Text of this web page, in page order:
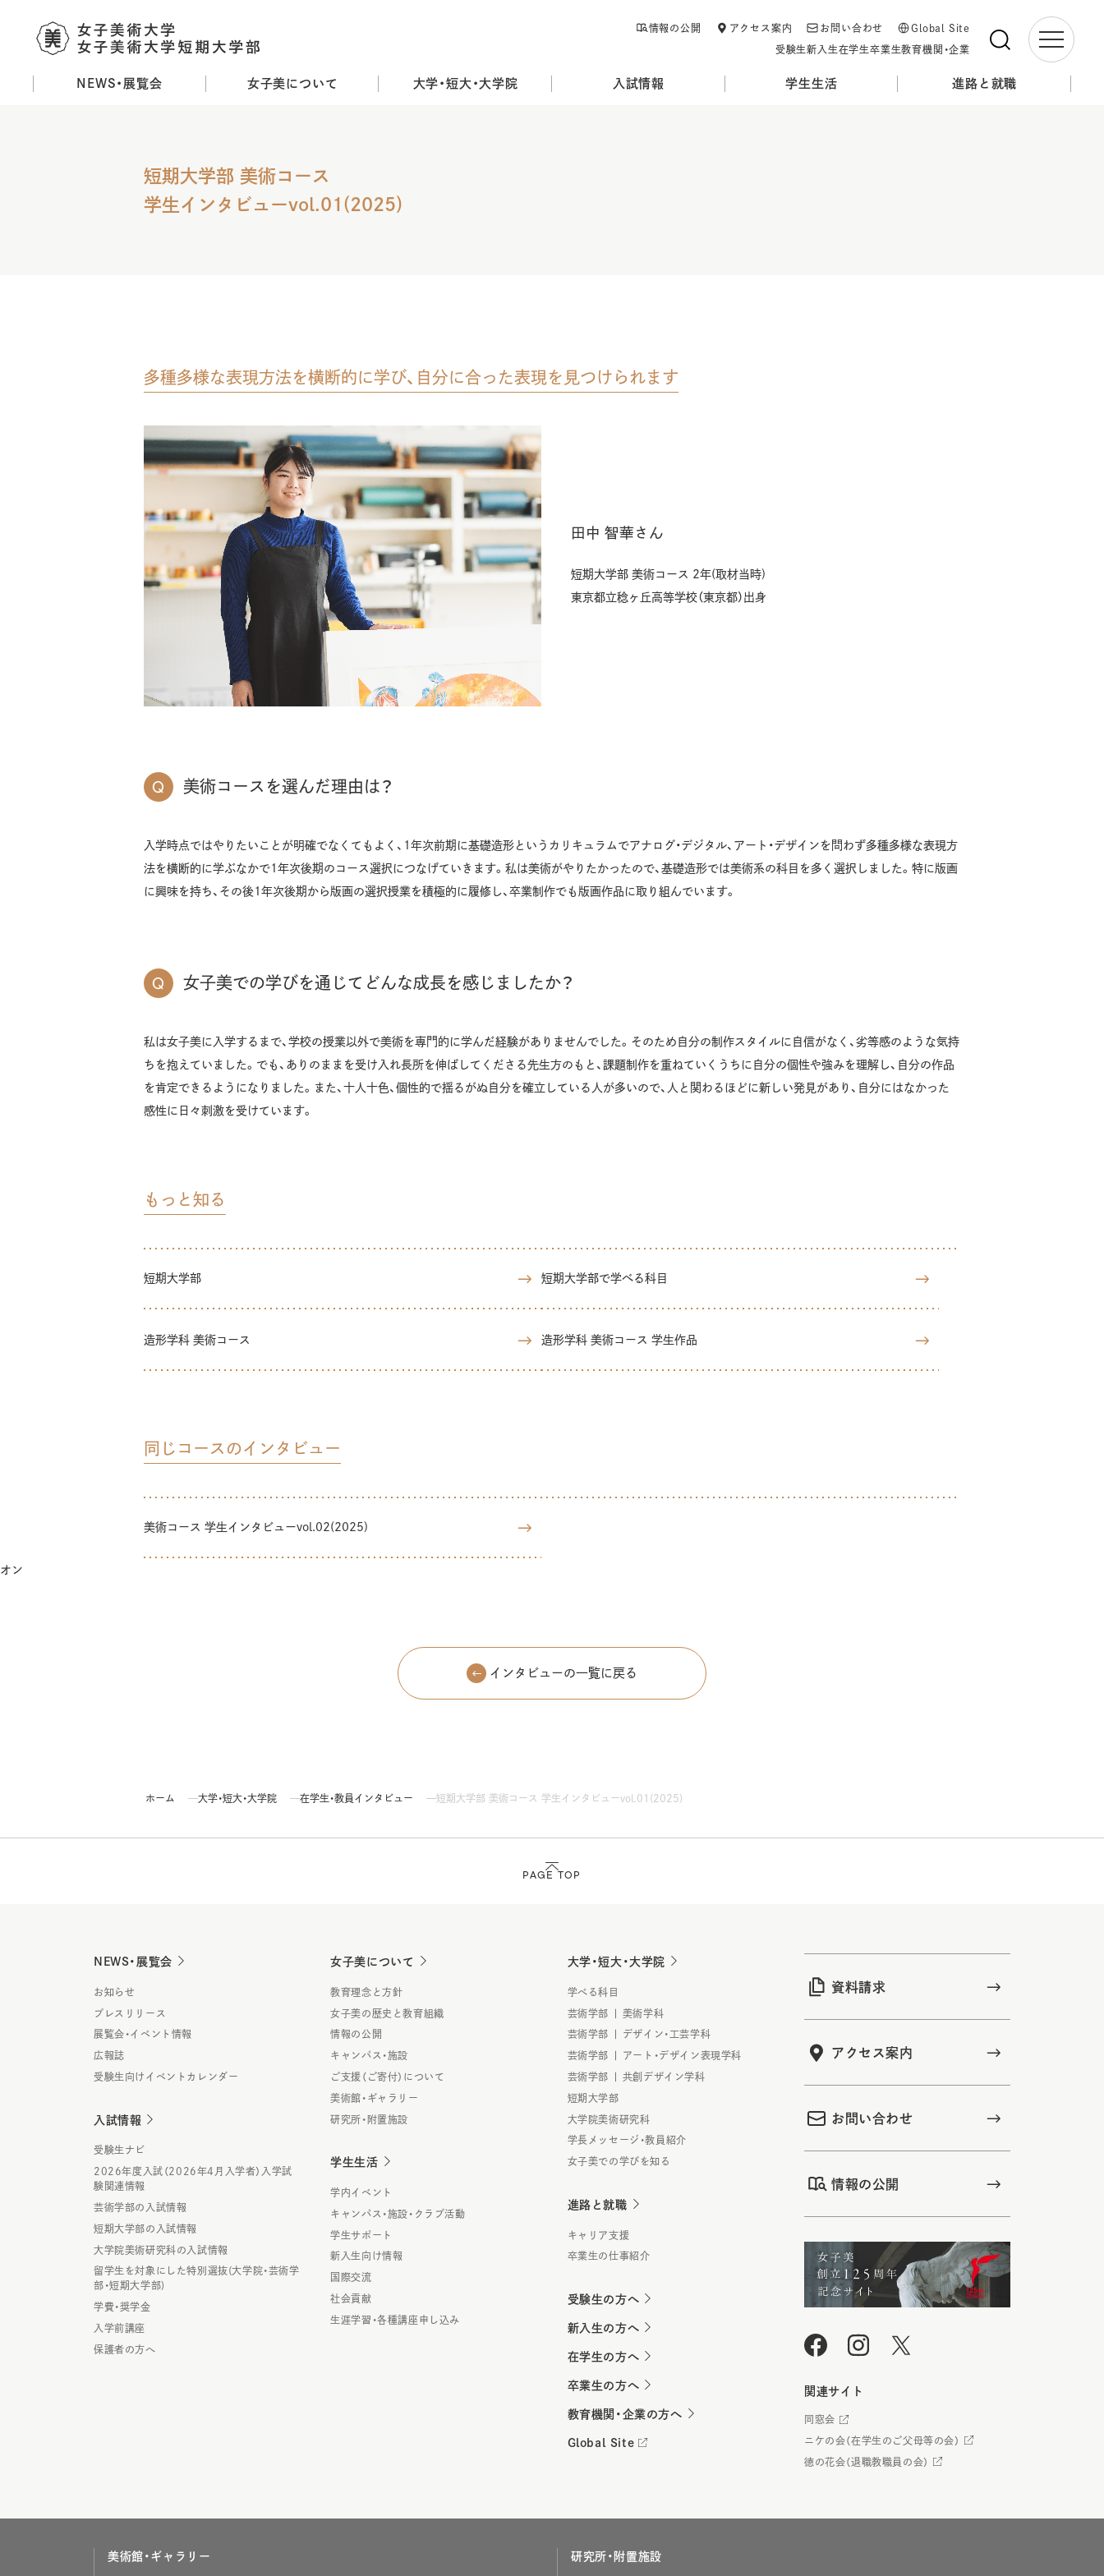
NEWS・展覧会 女子美について 大学・短大・大学院 入試情報 学生生活 進路と就職
情報の公開 アクセス案内 お問い合わせ Global Site
受験生新入生在学生卒業生教育機関・企業
短期大学部 美術コース
学生インタビューvol.01(2025)
多種多様な表現方法を横断的に学び、自分に合った表現を見つけられます
田中 智華さん
短期大学部 美術コース 2年(取材当時)
東京都立稔ヶ丘高等学校（東京都）出身
美術コースを選んだ理由は？
入学時点ではやりたいことが明確でなくてもよく、1年次前期に基礎造形というカリキュラムでアナログ・デジタル、アート・デザインを問わず多種多様な表現方
法を横断的に学ぶなかで1年次後期のコース選択につなげていきます。私は美術がやりたかったので、基礎造形では美術系の科目を多く選択しました。特に版画
に興味を持ち、その後1年次後期から版画の選択授業を積極的に履修し、卒業制作でも版画作品に取り組んでいます。
女子美での学びを通じてどんな成長を感じましたか？
私は女子美に入学するまで、学校の授業以外で美術を専門的に学んだ経験がありませんでした。そのため自分の制作スタイルに自信がなく、劣等感のような気持
ちを抱えていました。でも、ありのままを受け入れ長所を伸ばしてくださる先生方のもと、課題制作を重ねていくうちに自分の個性や強みを理解し、自分の作品
を肯定できるようになりました。また、十人十色、個性的で揺るがぬ自分を確立している人が多いので、人と関わるほどに新しい発見があり、自分にはなかった
感性に日々刺激を受けています。
もっと知る
短期大学部 短期大学部で学べる科目
造形学科 美術コース 造形学科 美術コース 学生作品
同じコースのインタビュー
美術コース 学生インタビューvol.02(2025)
オン
インタビューの一覧に戻る
ホーム 大学・短大・大学院 在学生・教員インタビュー 短期大学部 美術コース 学生インタビューvol.01(2025)
PAGE TOP
資料請求
アクセス案内
お問い合わせ
情報の公開
関連サイト
同窓会
ニケの会（在学生のご父母等の会）
徳の花会（退職教職員の会）
NEWS・展覧会
お知らせ
プレスリリース
展覧会・イベント情報
広報誌
受験生向けイベントカレンダー
入試情報
受験生ナビ
2026年度入試（2026年4月入学者）入学試
験関連情報
芸術学部の入試情報
短期大学部の入試情報
大学院美術研究科の入試情報
留学生を対象にした特別選抜(大学院・芸術学
部・短期大学部)
学費・奨学金
入学前講座
保護者の方へ
女子美について
教育理念と方針
女子美の歴史と教育組織
情報の公開
キャンパス・施設
ご支援（ご寄付）について
美術館・ギャラリー
研究所・附置施設
学生生活
学内イベント
キャンパス・施設・クラブ活動
学生サポート
新入生向け情報
国際交流
社会貢献
生涯学習・各種講座申し込み
大学・短大・大学院
学べる科目
芸術学部 | 美術学科
芸術学部 | デザイン・工芸学科
芸術学部 | アート・デザイン表現学科
芸術学部 | 共創デザイン学科
短期大学部
大学院美術研究科
学長メッセージ・教員紹介
女子美での学びを知る
進路と就職
キャリア支援
卒業生の仕事紹介
受験生の方へ
新入生の方へ
在学生の方へ
卒業生の方へ
教育機関・企業の方へ
Global Site
美術館・ギャラリー 研究所・附置施設